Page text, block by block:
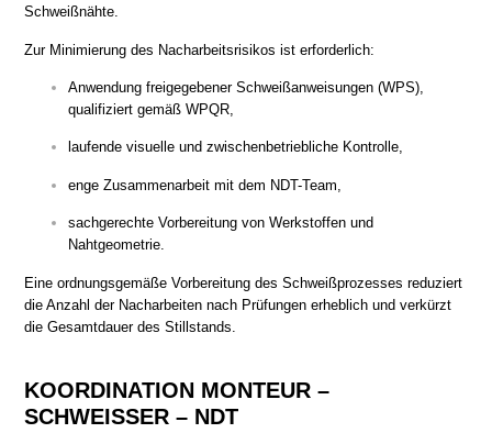
Schweißnähte.
Zur Minimierung des Nacharbeitsrisikos ist erforderlich:
Anwendung freigegebener Schweißanweisungen (WPS),
qualifiziert gemäß WPQR,
laufende visuelle und zwischenbetriebliche Kontrolle,
enge Zusammenarbeit mit dem NDT-Team,
sachgerechte Vorbereitung von Werkstoffen und
Nahtgeometrie.
Eine ordnungsgemäße Vorbereitung des Schweißprozesses reduziert
die Anzahl der Nacharbeiten nach Prüfungen erheblich und verkürzt
die Gesamtdauer des Stillstands.
KOORDINATION MONTEUR –
SCHWEISSER – NDT